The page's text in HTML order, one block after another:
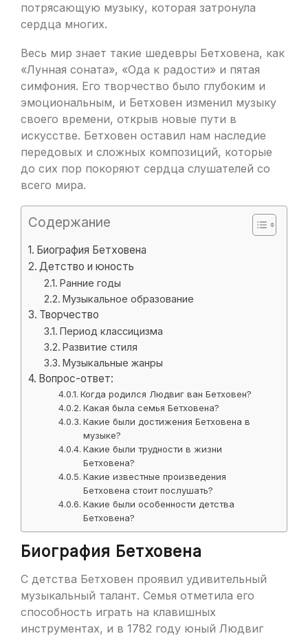
потрясающую музыку, которая затронула
сердца многих.
Весь мир знает такие шедевры Бетховена, как
«Лунная соната», «Ода к радости» и пятая
симфония. Его творчество было глубоким и
эмоциональным, и Бетховен изменил музыку
своего времени, открыв новые пути в
искусстве. Бетховен оставил нам наследие
передовых и сложных композиций, которые
до сих пор покоряют сердца слушателей со
всего мира.
Содержание
Биография Бетховена
Детство и юность
Ранние годы
Музыкальное образование
Творчество
Период классицизма
Развитие стиля
Музыкальные жанры
Вопрос-ответ:
Когда родился Людвиг ван Бетховен?
Какая была семья Бетховена?
Какие были достижения Бетховена в
музыке?
Какие были трудности в жизни
Бетховена?
Какие известные произведения
Бетховена стоит послушать?
Какие были особенности детства
Бетховена?
Биография Бетховена
С детства Бетховен проявил удивительный
музыкальный талант. Семья отметила его
способность играть на клавишных
инструментах, и в 1782 году юный Людвиг